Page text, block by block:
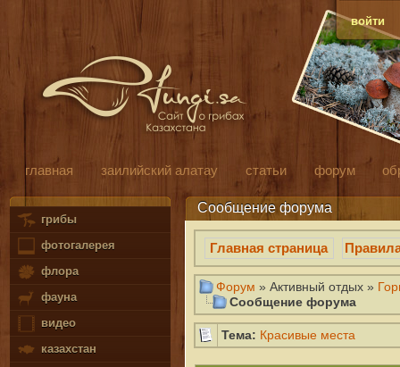
войти
главная заилийский алатау статьи форум
грибы
фотогалерея
флора
фауна
видео
казахстан
Сообщение форума
Главная страница
Форум » Активный отдых »
Сообщение форума
Тема: Красивые места